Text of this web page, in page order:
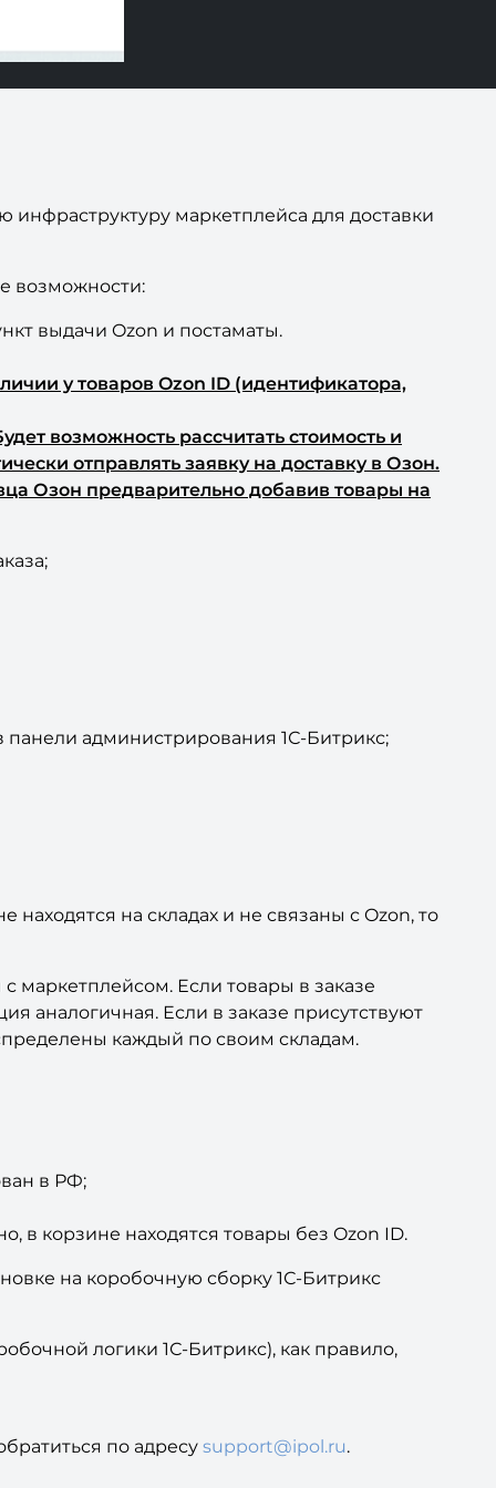
инфраструктуру маркетплейса для доставки
возможности:
выдачи Ozon и постаматы.
у товаров Ozon ID (идентификатора,
возможность рассчитать стоимость и
отправлять заявку на доставку в Озон.
Озон предварительно добавив товары на
администрирования 1С-Битрикс;
на складах и не связаны с Ozon, то
маркетплейсом. Если товары в заказе
аналогичная. Если в заказе присутствуют
каждый по своим складам.
в РФ;
в корзине находятся товары без Ozon ID.
на коробочную сборку 1С-Битрикс
логики 1С-Битрикс), как правило,
по адресу support@ipol.ru.